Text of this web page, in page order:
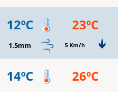
12ºC 23ºC
1.5mm 5 Km/h
14ºC 26ºC